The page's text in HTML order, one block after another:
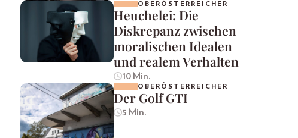
OBERÖSTERREICHER
Heuchelei: Die
Diskrepanz zwischen
moralischen Idealen
und realem Verhalten
10 Min.
OBERÖSTERREICHER
Der Golf GTI
5 Min.